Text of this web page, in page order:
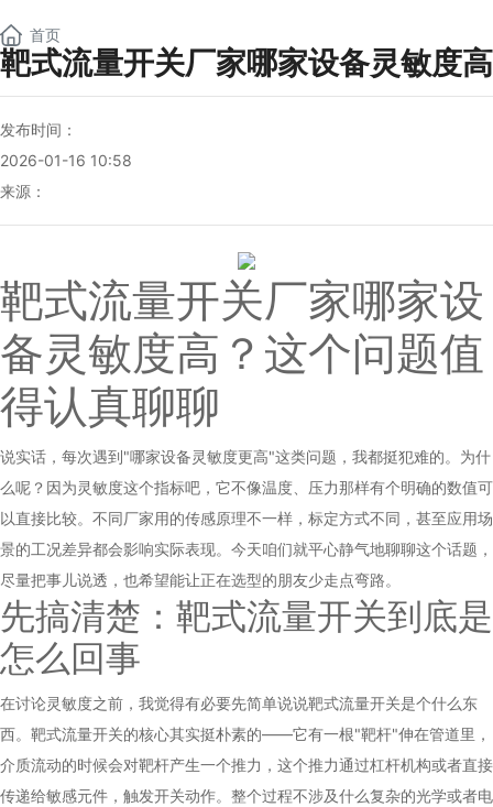
首页
靶式流量开关厂家哪家设备灵敏度高
发布时间：
2026-01-16 10:58
来源：
靶式流量开关厂家哪家设
备灵敏度高？这个问题值
得认真聊聊
说实话，每次遇到"哪家设备灵敏度更高"这类问题，我都挺犯难的。为什
么呢？因为灵敏度这个指标吧，它不像温度、压力那样有个明确的数值可
以直接比较。不同厂家用的传感原理不一样，标定方式不同，甚至应用场
景的工况差异都会影响实际表现。今天咱们就平心静气地聊聊这个话题，
尽量把事儿说透，也希望能让正在选型的朋友少走点弯路。
先搞清楚： 靶式流量开关到底是
怎么回事
在讨论灵敏度之前，我觉得有必要先简单说说靶式流量开关是个什么东
西。靶式流量开关的核心其实挺朴素的——它有一根"靶杆"伸在管道里，
介质流动的时候会对靶杆产生一个推力，这个推力通过杠杆机构或者直接
传递给敏感元件，触发开关动作。整个过程不涉及什么复杂的光学或者电